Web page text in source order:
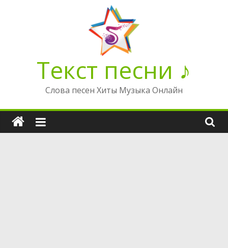
Текст песни ♪
Слова песен Хиты Музыка Онлайн